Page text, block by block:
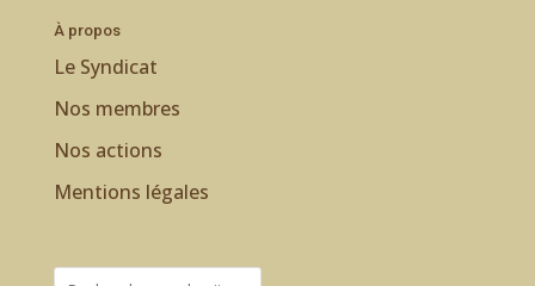
À propos
Le Syndicat
Nos membres
Nos actions
Mentions légales